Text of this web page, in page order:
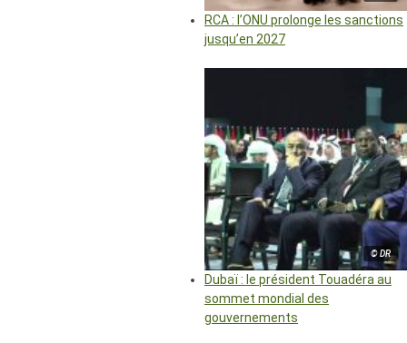
RCA : l’ONU prolonge les sanctions
jusqu’en 2027
© DR
Dubaï : le président Touadéra au
sommet mondial des
gouvernements